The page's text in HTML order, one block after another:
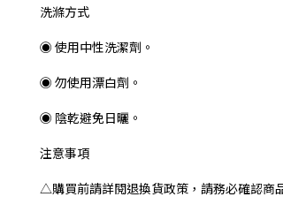
洗滌方式
◉ 使用中性洗潔劑。
◉ 勿使用漂白劑。
◉ 陰乾避免日曬。
注意事項
△購買前請詳閱退換貨政策，請務必確認商